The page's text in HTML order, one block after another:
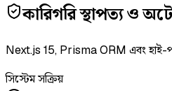
কারিগরি স্থাপত্য ও
Next.js 15, Prisma ORM এবং হাই-
সিস্টেম সক্রিয়